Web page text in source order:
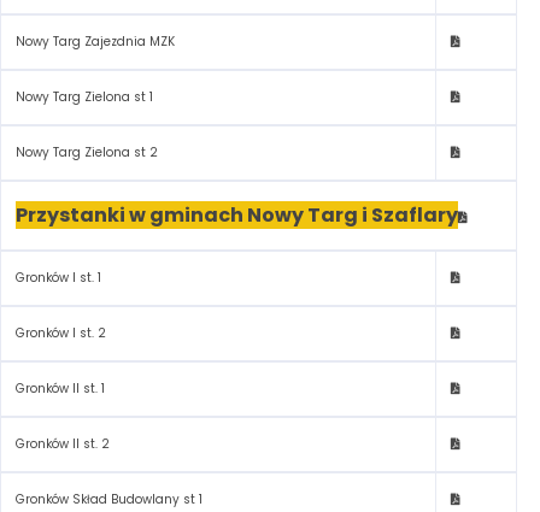
Nowy Targ Zajezdnia MZK
Nowy Targ Zielona st 1
Nowy Targ Zielona st 2
Przystanki w gminach Nowy Targ i Szaflary
Gronków I st. 1
Gronków I st. 2
Gronków II st. 1
Gronków II st. 2
Gronków Skład Budowlany st 1